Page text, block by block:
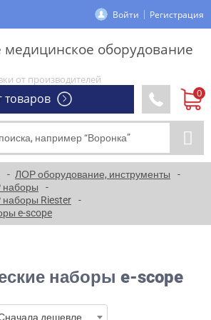
Войти Регистрация
оборудование
от производителей
товаров
ЛОР оборудование, инструменты
наборы
наборы Riester
e-scope
наборы e-scope
дешевле